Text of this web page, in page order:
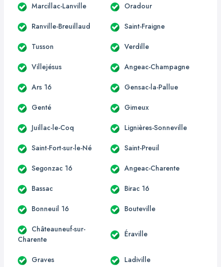
Marcillac-Lanville Oradour
Ranville-Breuillaud Saint-Fraigne
Tusson Verdille
Villejésus Angeac-Champagne
Ars 16 Gensac-la-Pallue
Genté Gimeux
Juillac-le-Coq Lignières-Sonneville
Saint-Fort-sur-le-Né Saint-Preuil
Segonzac 16 Angeac-Charente
Bassac Birac 16
Bonneuil 16 Bouteville
Châteauneuf-sur-
Charente
Éraville
Graves Ladiville